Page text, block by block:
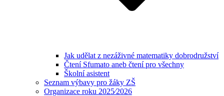
Jak udělat z nezáživné matematiky dobrodružství
Čtení Sfumato aneb čtení pro všechny
Školní asistent
Seznam výbavy pro žáky ZŠ
Organizace roku 2025⁄2026